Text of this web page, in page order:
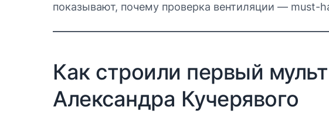
показывают, почему проверка вентиляции — must-
Как строили первый
Александра Кучерявого